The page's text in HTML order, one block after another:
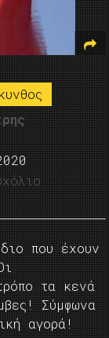
που έχουν
τα κενά
Σύμφωνα
αγορά!